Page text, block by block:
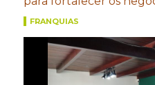
FRANQUIAS